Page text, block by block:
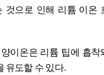
으로 인해 리튬 이온
이온은 리튬 팁에 흡착
유도할 수 있다.